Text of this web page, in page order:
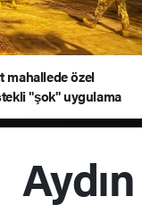
mahallede özel
"şok" uygulama